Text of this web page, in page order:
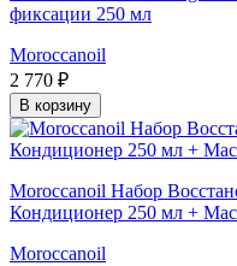
фиксации 250 мл
Moroccanoil
2 770 ₽
В корзину
Moroccanoil Набор
Кондиционер 250 мл +
Moroccanoil